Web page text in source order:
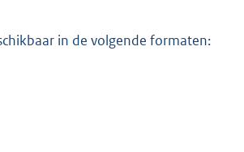
in de volgende formaten: